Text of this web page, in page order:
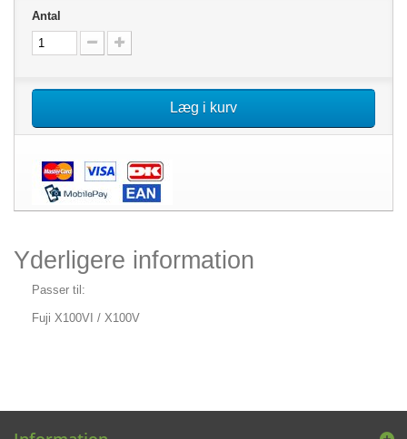
Antal
Læg i kurv
Yderligere information
Passer til:
Fuji X100VI / X100V